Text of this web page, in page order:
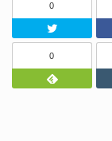
0
0